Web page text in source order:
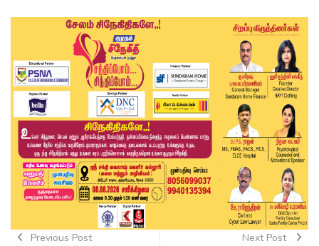
Previous Post Next Post